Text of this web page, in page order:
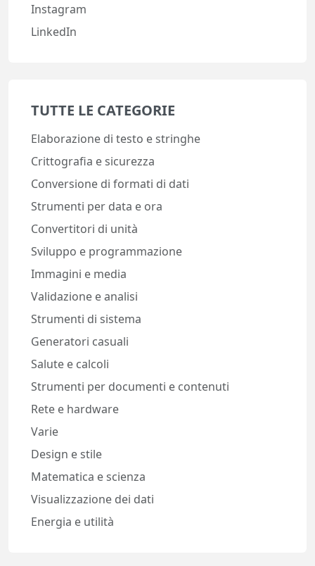
Instagram
LinkedIn
TUTTE LE CATEGORIE
Elaborazione di testo e stringhe
Crittografia e sicurezza
Conversione di formati di dati
Strumenti per data e ora
Convertitori di unità
Sviluppo e programmazione
Immagini e media
Validazione e analisi
Strumenti di sistema
Generatori casuali
Salute e calcoli
Strumenti per documenti e contenuti
Rete e hardware
Varie
Design e stile
Matematica e scienza
Visualizzazione dei dati
Energia e utilità